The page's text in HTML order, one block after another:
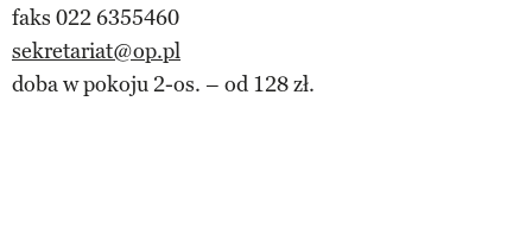
faks 022 6355460
sekretariat@op.pl
doba w pokoju 2-os. – od 128 zł.